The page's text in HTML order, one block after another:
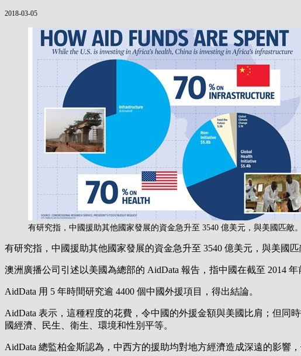
2018-03-05
有研究指，中國援助其他國家發展的資金急升至 3540 億美元，與美國匹敵。
有研究指，中國援助其他國家發展的資金急升至 3540 億美元，與美國匹
澳洲廣播公司引述以美國為總部的 AidData 報告，指中國在截至 2014
AidData 用 5 年時間研究逾 4400 個中國外援項目，得出結論。
AidData 表示，這種程度的花費，令中國的外援金額與美國比肩；但同
國經濟、民生、衛生、環境和性別平等。
AidData 總監柏金斯認為，中西方的援助均對地方經濟造成深遠的影響